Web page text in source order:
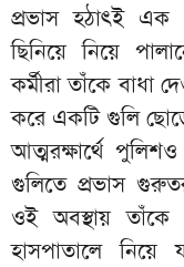
প্রভাস হঠাৎই এক
ছিনিয়ে নিয়ে
কর্মীরা তাঁকে বাধা
করে একটি গুলি
আত্মরক্ষার্থে
গুলিতে প্রভাস
ওই অবস্থায়
হাসপাতালে নিয়ে